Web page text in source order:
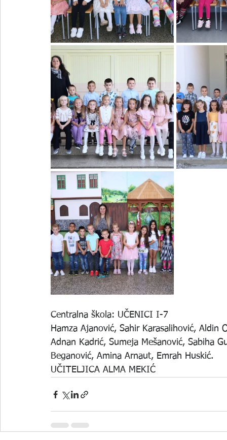
Centralna škola: UČENICI I-7
Hamza Ajanović, Sahir Karasalihović, Aldin
Adnan Kadrić, Sumeja Mešanović, Sabiha
Beganović, Amina Arnaut, Emrah Huskić.
UČITELJICA ALMA MEKIĆ